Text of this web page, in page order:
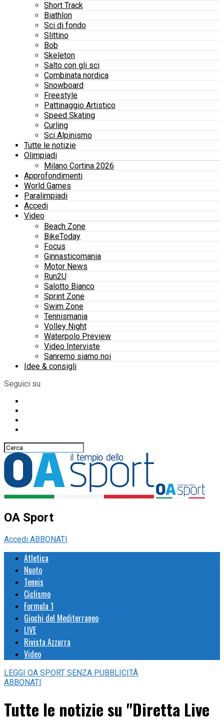
Short Track
Biathlon
Sci di fondo
Slittino
Bob
Skeleton
Salto con gli sci
Combinata nordica
Snowboard
Freestyle
Pattinaggio Artistico
Speed Skating
Curling
Sci Alpinismo
Tutte le notizie
Olimpiadi
Milano Cortina 2026
Approfondimenti
World Games
Paralimpiadi
Accedi
Video
Beach Zone
BikeToday
Focus
Ginnasticomania
Motor News
Run2U
Salotto Bianco
Sprint Zone
Swim Zone
Tennismania
Volley Night
Waterpolo Preview
Video Interviste
Sanremo siamo noi
Idee & consigli
Seguici su
OA Sport
Accedi ABBONATI
Atletica
Nuoto
Tennis
Ciclismo
Formula 1
Giochi del Mediterraneo
LIVE
Rivista Azzurra
Video
LEGGI OA SPORT SENZA PUBBLICITÀ
ABBONATI
Tutte le notizie su "Diretta Live